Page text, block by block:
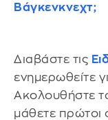
Βάγκενκνεχτ;
Διαβάστε τις
ενημερωθείτε
Ακολουθήστε
μάθετε πρώτοι